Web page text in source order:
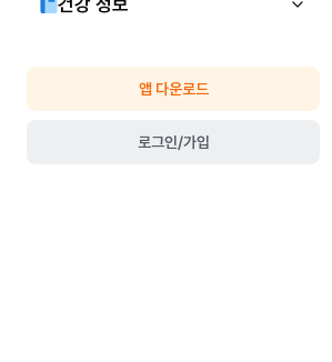
건강 정보
앱 다운로드
로그인/가입